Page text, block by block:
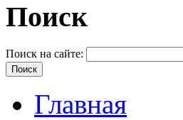
Поиск
Поиск на сайте:
Главная